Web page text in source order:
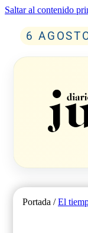
Saltar al contenido
6
Portada /El